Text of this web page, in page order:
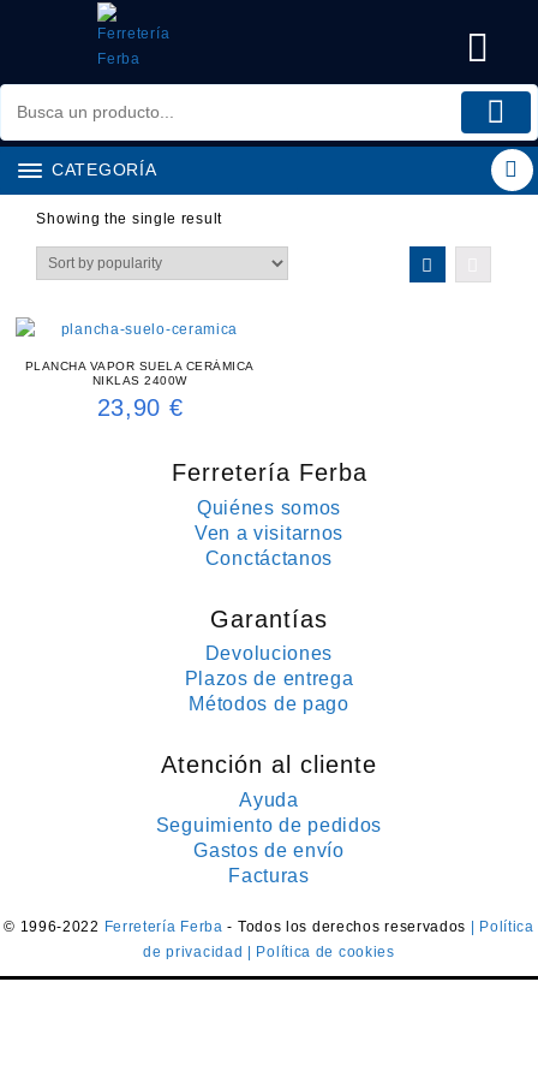
CATEGORÍA
Showing the single result
PLANCHA VAPOR SUELA CERÁMICA
NIKLAS 2400W
23,90 €
Ferretería Ferba
Quiénes somos
Ven a visitarnos
Conctáctanos
Garantías
Devoluciones
Plazos de entrega
Métodos de pago
Atención al cliente
Ayuda
Seguimiento de pedidos
Gastos de envío
Facturas
© 1996-2022 Ferretería Ferba- Todos los derechos reservados
| Política
de privacidad
| Política de cookies